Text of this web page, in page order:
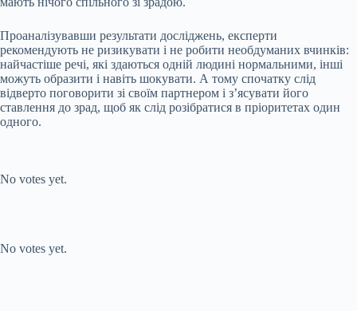
Проаналізувавши результати досліджень, експерти
рекомендують не ризикувати і не робити необдуманих вчинків:
найчастіше речі, які здаються одній людині нормальними, інші
можуть образити і навіть шокувати. А тому спочатку слід
відверто поговорити зі своїм партнером і з’ясувати його
ставлення до зрад, щоб як слід розібратися в пріоритетах один
одного.
No votes yet.
No votes yet.